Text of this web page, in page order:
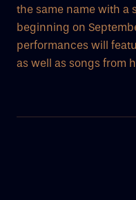
the same name with a
beginning on
performances will
as well as songs from